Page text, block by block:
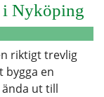
Nyköping
riktigt trevlig
bygga en
ut till